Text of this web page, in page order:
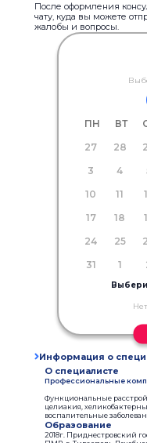
После оформления
чату, куда вы можете
жалобы и вопросы.
ПН ВТ
27
28
3
4
10
11
17
18
24
25
31
1
Информация о
О специалисте
Профессиональные
Функциональные
целиакия,
воспалительные
Образование
2018г. Приднестровский